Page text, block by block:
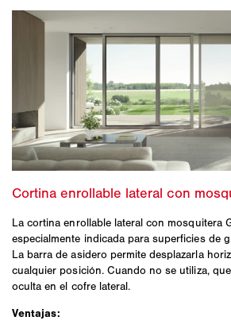
La cortina enrollable lateral con mosquitera
especialmente indicada para superficies de
La barra de asidero permite desplazarla
cualquier posición. Cuando no se utiliza,
oculta en el cofre lateral.
Ventajas: